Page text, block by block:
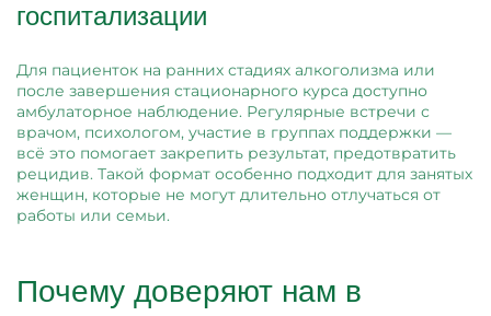
госпитализации
Для пациенток на ранних стадиях алкоголизма или
после завершения стационарного курса доступно
амбулаторное наблюдение. Регулярные встречи с
врачом, психологом, участие в группах поддержки —
всё это помогает закрепить результат, предотвратить
рецидив. Такой формат особенно подходит для занятых
женщин, которые не могут длительно отлучаться от
работы или семьи.
Почему доверяют нам в